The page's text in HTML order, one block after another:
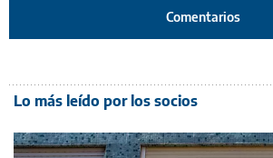
Comentarios
Lo más leído por los socios